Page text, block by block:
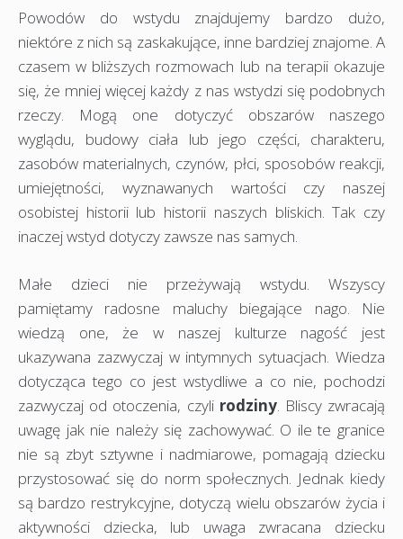
Powodów do wstydu znajdujemy bardzo dużo,
niektóre z nich są zaskakujące, inne bardziej znajome. A
czasem w bliższych rozmowach lub na terapii okazuje
się, że mniej więcej każdy z nas wstydzi się podobnych
rzeczy. Mogą one dotyczyć obszarów naszego
wyglądu, budowy ciała lub jego części, charakteru,
zasobów materialnych, czynów, płci, sposobów reakcji,
umiejętności, wyznawanych wartości czy naszej
osobistej historii lub historii naszych bliskich. Tak czy
inaczej wstyd dotyczy zawsze nas samych.
Małe dzieci nie przeżywają wstydu. Wszyscy
pamiętamy radosne maluchy biegające nago. Nie
wiedzą one, że w naszej kulturze nagość jest
ukazywana zazwyczaj w intymnych sytuacjach. Wiedza
dotycząca tego co jest wstydliwe a co nie, pochodzi
zazwyczaj od otoczenia, czyli rodziny. Bliscy zwracają
uwagę jak nie należy się zachowywać. O ile te granice
nie są zbyt sztywne i nadmiarowe, pomagają dziecku
przystosować się do norm społecznych. Jednak kiedy
są bardzo restrykcyjne, dotyczą wielu obszarów życia i
aktywności dziecka, lub uwaga zwracana dziecku